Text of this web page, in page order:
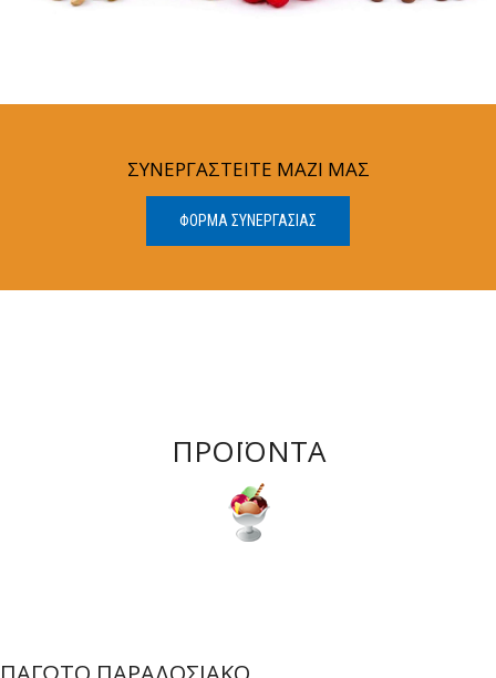
ΣΥΝΕΡΓΑΣΤΕΙΤΕ ΜΑΖΙ ΜΑΣ
ΦΟΡΜΑ ΣΥΝΕΡΓΑΣΙΑΣ
ΠΡΟΪΟΝΤΑ